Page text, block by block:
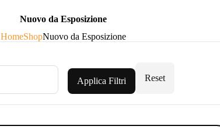
Nuovo da Esposizione
HomeShopNuovo da Esposizione
Applica Filtri Reset